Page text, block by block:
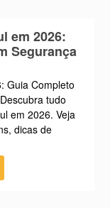
em 2026:
Segurança
Guia Completo
tudo
em 2026. Veja
dicas de